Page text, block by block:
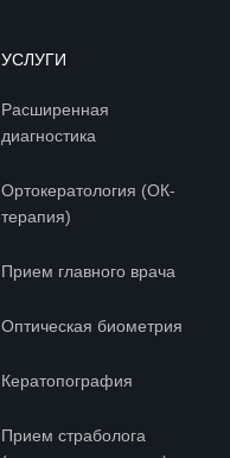
УСЛУГИ
Расширенная
диагностика
Ортокератология (ОК-
терапия)
Прием главного врача
Оптическая биометрия
Кератопография
Прием страболога